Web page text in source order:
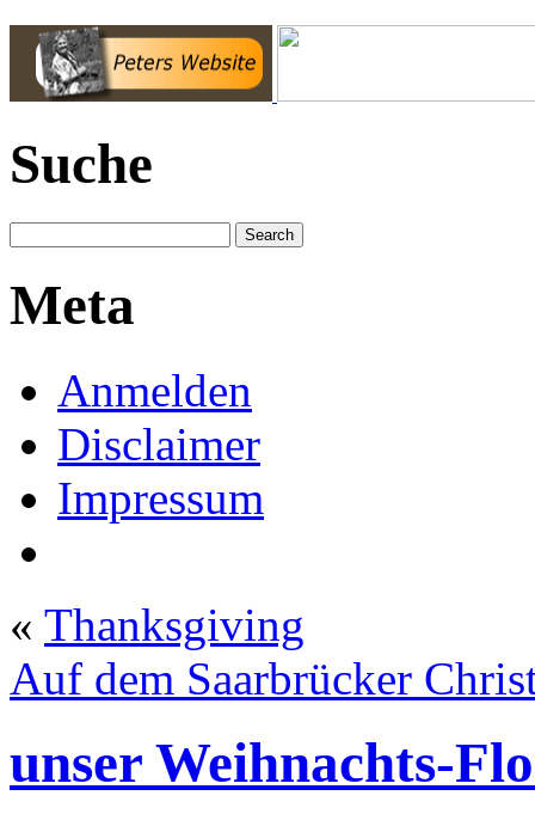
Suche
Meta
Anmelden
Disclaimer
Impressum
« Thanksgiving
Auf dem Saarbrücker
unser Weihnachts-